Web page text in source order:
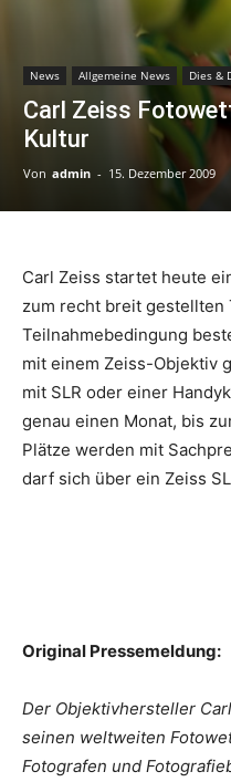
News Allgemeine News Dies &
Carl Zeiss
Kultur
Von admin - 15. Dezember 2009
Carl Zeiss startet heute
zum recht breit gestellten
Teilnahmebedingung
mit einem Zeiss-Objektiv
mit SLR oder einer
genau einen Monat, bis
Plätze werden mit
darf sich über ein Zeiss
Original Pressemeldung:
Der Objektivhersteller
seinen weltweiten
Fotografen und